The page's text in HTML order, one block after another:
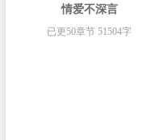
情爱不深言
已更50章节 51504字